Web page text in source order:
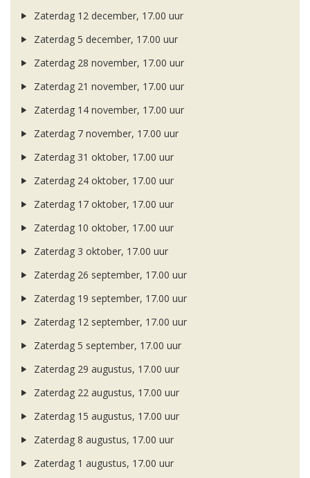
Zaterdag 12 december, 17.00 uur
Zaterdag 5 december, 17.00 uur
Zaterdag 28 november, 17.00 uur
Zaterdag 21 november, 17.00 uur
Zaterdag 14 november, 17.00 uur
Zaterdag 7 november, 17.00 uur
Zaterdag 31 oktober, 17.00 uur
Zaterdag 24 oktober, 17.00 uur
Zaterdag 17 oktober, 17.00 uur
Zaterdag 10 oktober, 17.00 uur
Zaterdag 3 oktober, 17.00 uur
Zaterdag 26 september, 17.00 uur
Zaterdag 19 september, 17.00 uur
Zaterdag 12 september, 17.00 uur
Zaterdag 5 september, 17.00 uur
Zaterdag 29 augustus, 17.00 uur
Zaterdag 22 augustus, 17.00 uur
Zaterdag 15 augustus, 17.00 uur
Zaterdag 8 augustus, 17.00 uur
Zaterdag 1 augustus, 17.00 uur